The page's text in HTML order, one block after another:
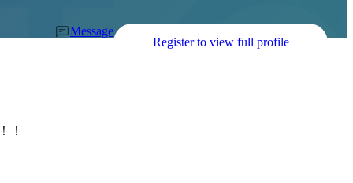
Message
Register to view full profile
！